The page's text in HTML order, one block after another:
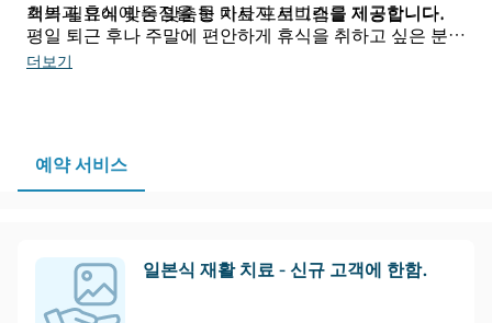
객의 필요에 맞는 맞춤형 치료 프로그램을 제공합니다.
회복과 휴식에 중점을 둔 마사지 서비스를 제공합니다.
평일 퇴근 후나 주말에 편안하게 휴식을 취하고 싶은 분들
에게 적합합니다. 특정 부위를 집중적으로 관리받고 싶거
더보기
예약 서비스
일본식 재활 치료 - 신규 고객에 한함.